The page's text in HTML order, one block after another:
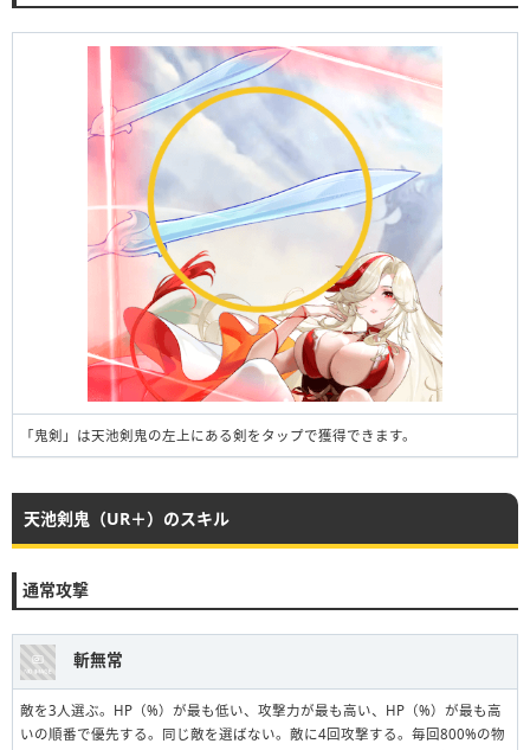
「鬼剣」は天池剣鬼の左上にある剣をタップで獲得できます。
天池剣鬼（UR＋）のスキル
通常攻撃
斬無常
敵を3人選ぶ。HP（%）が最も低い、攻撃力が最も高い、HP（%）が最も高
いの順番で優先する。同じ敵を選ばない。敵に4回攻撃する。毎回800%の物